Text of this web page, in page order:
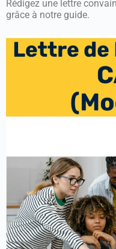
Rédigez une lettre
grâce à notre guide.